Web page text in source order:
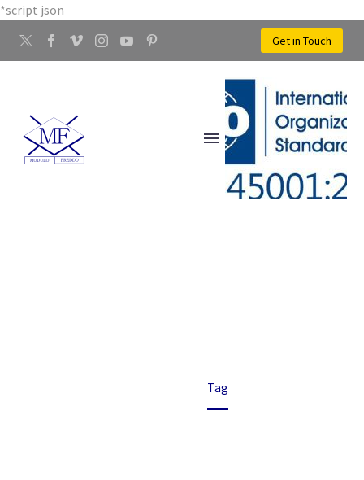
*script json
Get in Touch
Tag